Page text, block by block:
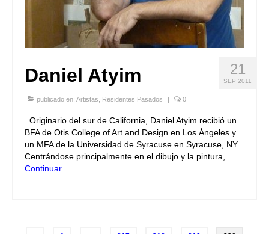
21
SEP 2011
Daniel Atyim
publicado en: Artistas Residentes Pasados | 0
Originario del sur de California, Daniel Atyim recibió un
BFA de Otis College of Art and Design en Los Ángeles y
un MFA de la Universidad de Syracuse en Syracuse, NY.
Centrándose principalmente en el dibujo y la pintura, …
Continuar